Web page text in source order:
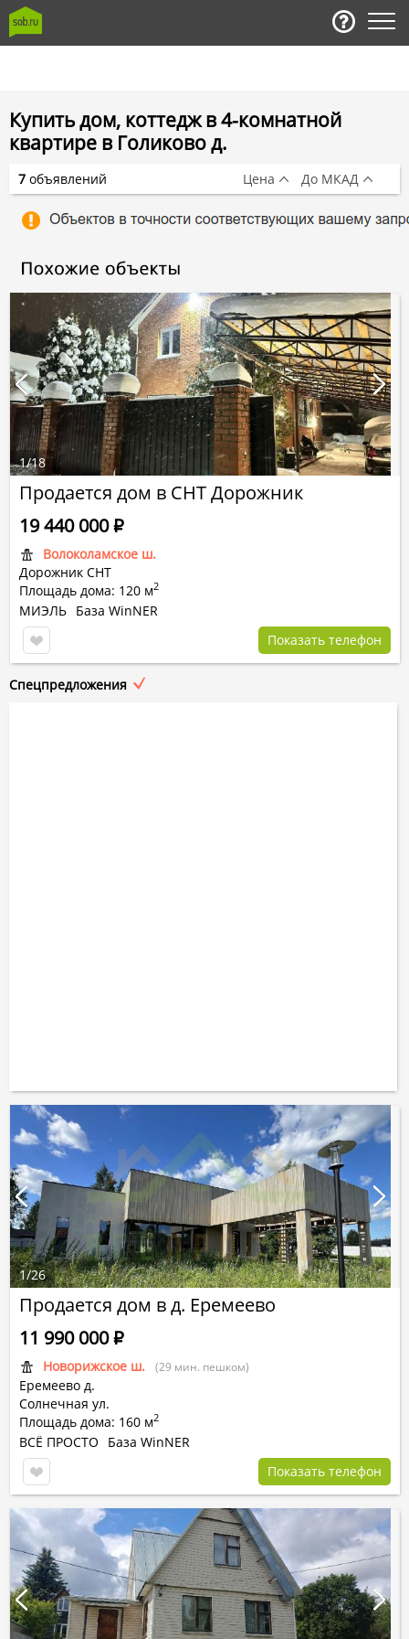
Купить дом, коттедж в 4-комнатной
квартире в Голиково д.
Продается дом в СНТ Дорожник
Волоколамское ш.
Дорожник СНТ
Площадь дома: 120 м2
19 440 000Р
МИЭЛЬ База WinNER
Показать телефон
1/18
Спецпредложения
Продается дом в д. Еремеево
Новорижское ш. (29 мин. пешком)
Еремеево д.
Солнечная ул.
Площадь дома: 160 м2
11 990 000Р
ВСЁ ПРОСТО
База WinNER
Показать телефон
1/26
7 объявлений Цена До МКАД